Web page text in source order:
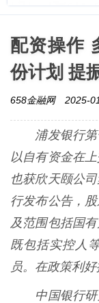
配资操作
份计划 提
658金融网 2025-
浦发银行第
以自有资金在
也获欣天颐公
行发布公告，
及范围包括国
既包括实控人
员。在政策利
中国银行研